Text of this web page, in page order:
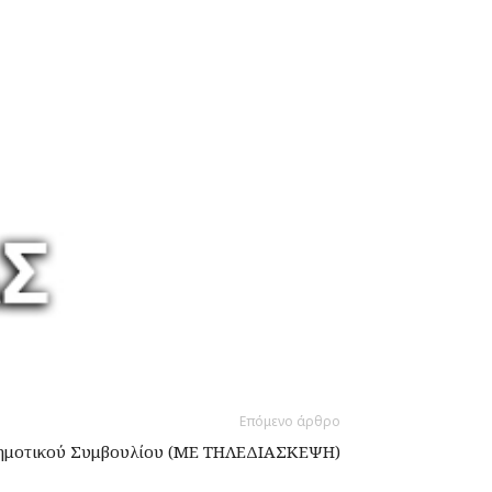
Επόμενο άρθρο
Συμβουλίου (ΜΕ ΤΗΛΕΔΙΑΣΚΕΨΗ)